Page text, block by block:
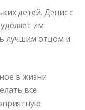
детей. Денис с
им
лучшим отцом и
в жизни
все